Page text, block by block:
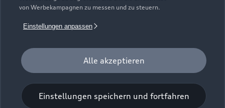
von Werbekampagnen zu messen und zu steuern.
Einstellungen anpassen
Alle akzeptieren
Einstellungen speichern und fortfahren
Audi Online Beratung
Online-Terminvereinbarung
Servicekontakt
Bordbuch & Bedienungsanleitungen
Verträge kündigen
Audi erleben
© 2026 AUDI AG. Alle Rechte vorbehalten
Impressum Rechtliches
Cookie-Richtlinie
Digital Services Act
EU Data Act